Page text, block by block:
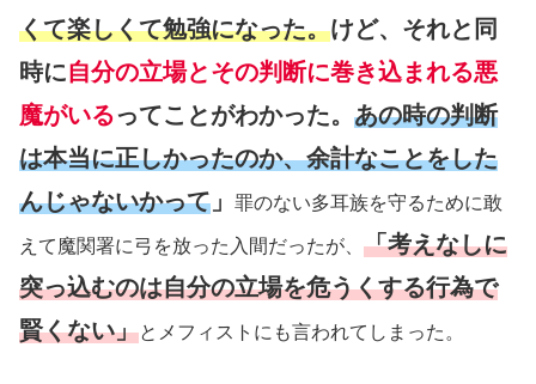
くて楽しくて勉強になった。けど、それと同
時に自分の立場とその判断に巻き込まれる悪
魔がいるってことがわかった。 あの時の判断
は本当に正しかったのか、余計なことをした
んじゃないかって 」 罪のない多耳族を守るために敢
えて魔関署に弓を放った入間だったが、 「考えなしに
突っ込むのは自分の立場を危うくする行為で
賢くない」とメフィストにも言われてしまった。